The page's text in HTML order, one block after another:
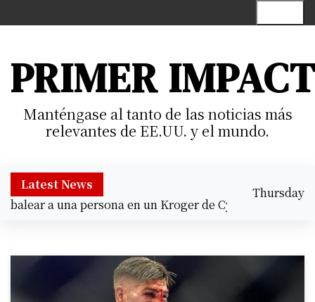
k
PRIMER
Manténgase al tanto de las noticias más
relevantes de EE.UU. y el mundo.
Latest News
a una persona en un Kroger de Cypress |
Prisión
Thursday